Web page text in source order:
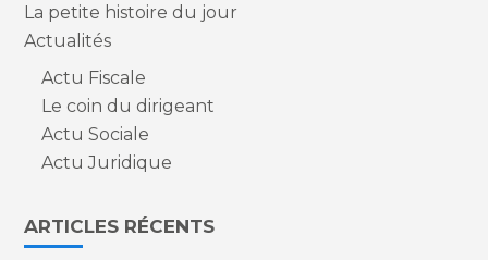
La petite histoire du jour
Actualités
Actu Fiscale
Le coin du dirigeant
Actu Sociale
Actu Juridique
ARTICLES RÉCENTS